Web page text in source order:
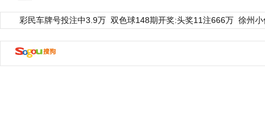
彩民车牌号投注中3.9万 双色球148期开奖:头奖11注666万 徐州